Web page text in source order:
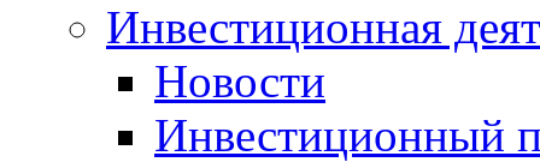
Инвестиционная
Новости
Инвестиционный